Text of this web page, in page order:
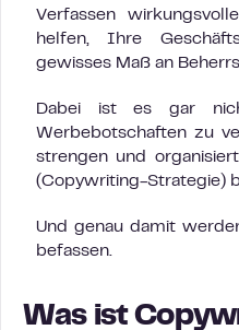
Verfassen
helfen, Ihre
gewisses Maß an
Dabei ist es gar
Werbebotschaften zu
strengen und
(Copywriting-Strategie)
Und genau damit
befassen.
Was ist